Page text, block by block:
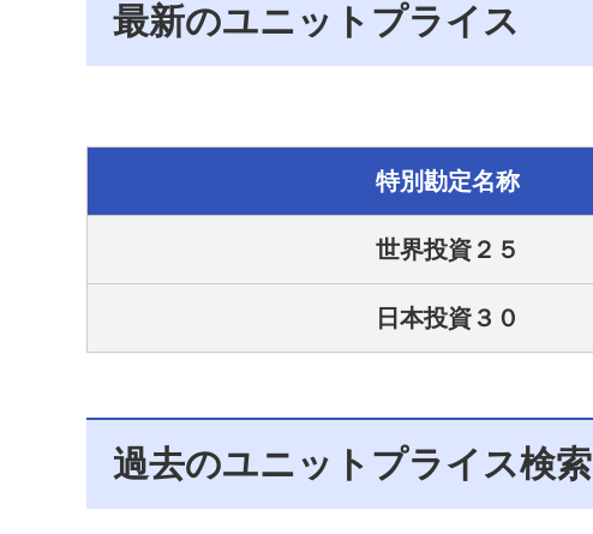
最新のユニットプライス
特別勘定名称
世界投資２５
日本投資３０
過去のユニットプライス検索